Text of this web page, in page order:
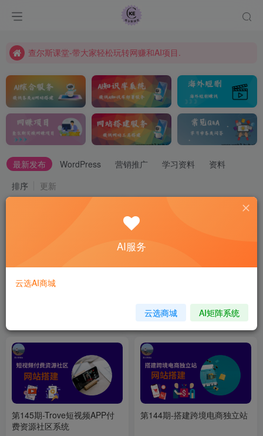
查尔斯课堂-带大家轻松玩转网赚和AI项目.
最新发布 WordPress 营销推广 学习资料
资料
排序
更新
找赚取额外收入-轻松日赚
ChatGPT课程
19天前 0
第145期-Trove短视频APP付
费资源社区系统
第144期-搭建跨境电商独立站
AI服务
云选AI商城
云选商城 AI矩阵系统